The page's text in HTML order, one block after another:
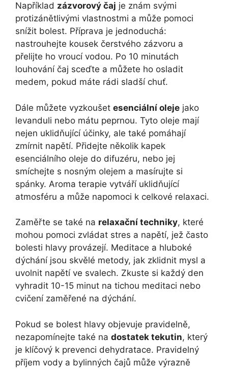
Například zázvorový čaj je znám svými
protizánětlivými vlastnostmi a může pomoci
snížit bolest. Příprava je jednoduchá:
nastrouhejte kousek čerstvého zázvoru a
přelijte ho vroucí vodou. Po 10 minutách
louhování čaj sceďte a můžete ho osladit
medem, pokud máte rádi sladší chuť.
Dále můžete vyzkoušet esenciální oleje jako
levanduli nebo mátu peprnou. Tyto oleje mají
nejen uklidňující účinky, ale také pomáhají
zmírnit napětí. Přidejte několik kapek
esenciálního oleje do difuzéru, nebo jej
smíchejte s nosným olejem a masírujte si
spánky. Aroma terapie vytváří uklidňující
atmosféru a může napomoci k celkové relaxaci.
Zaměřte se také na relaxační techniky, které
mohou pomoci zvládat stres a napětí, jež často
bolesti hlavy provázejí. Meditace a hluboké
dýchání jsou skvělé metody, jak zklidnit mysl a
uvolnit napětí ve svalech. Zkuste si každý den
vyhradit 10-15 minut na tichou meditaci nebo
cvičení zaměřené na dýchání.
Pokud se bolest hlavy objevuje pravidelně,
nezapomínejte také na dostatek tekutin, který
je klíčový k prevenci dehydratace. Pravidelný
příjem vody a bylinných čajů může výrazně